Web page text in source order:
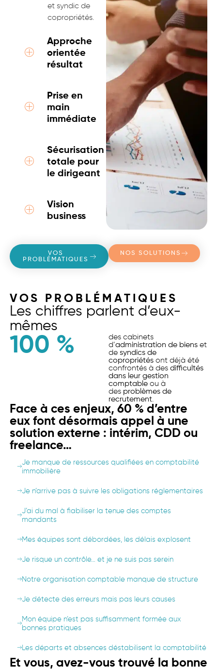
et syndic de
copropriétés.
Approche
orientée
résultat
Prise en
main
immédiate
Sécurisation
totale pour
le dirigeant
Vision
business
VOS
PROBLÉMATIQUES
NOS SOLUTIONS
VOS PROBLÉMATIQUES
Les chiffres parlent d’eux-
mêmes
100 %
des cabinets
d’administration de biens et
de syndics de
copropriétés ont déjà été
confrontés à des difficultés
dans leur gestion
comptable ou à
des problèmes de
recrutement.
Face à ces enjeux, 60 % d’entre
eux font désormais appel à une
solution externe : intérim, CDD ou
freelance…
Je manque de ressources qualifiées en comptabilité
immobilière
Je n’arrive pas à suivre les obligations réglementaires
J’ai du mal à fiabiliser la tenue des comptes
mandants
Mes équipes sont débordées, les délais explosent
Je risque un contrôle… et je ne suis pas serein
Notre organisation comptable manque de structure
Je détecte des erreurs mais pas leurs causes
Mon équipe n’est pas suffisamment formée aux
bonnes pratiques
Les départs et absences déstabilisent la comptabilité
Et vous, avez-vous trouvé la bonne